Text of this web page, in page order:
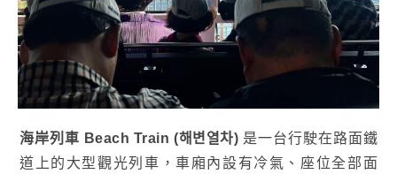
海岸列車 Beach Train (해변열차) 是一台行駛在路面鐵
道上的大型觀光列車，車廂內設有冷氣、座位全部面